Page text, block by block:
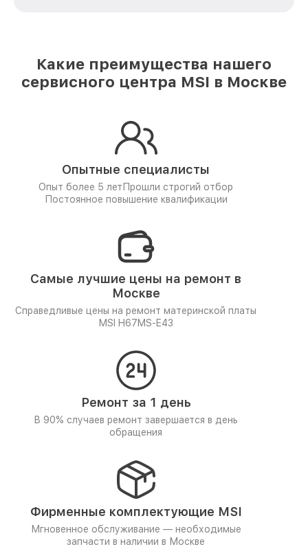
Какие преимущества нашего
сервисного центра MSI в Москве
Опытные специалисты
Опыт более 5 лет Прошли строгий отбор
Постоянное повышение квалификации
Самые лучшие цены на ремонт в
Москве
Справедливые цены на ремонт материнской платы
MSI H67MS-E43
Ремонт за 1 день
В 90% случаев ремонт завершается в день
обращения
Фирменные комплектующие MSI
Мгновенное обслуживание — необходимые
запчасти в наличии в Москве